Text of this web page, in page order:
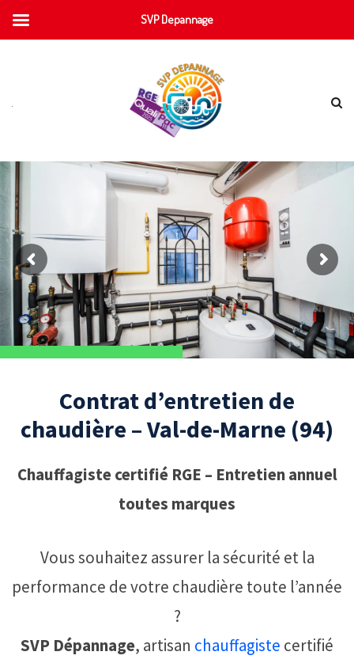
Contrat d’entretien de
chaudière – Val-de-Marne (94)
Chauffagiste certifié RGE – Entretien annuel
toutes marques
Vous souhaitez assurer la sécurité et la
performance de votre chaudière toute l’année
?
SVP Dépannage, artisan chauffagiste certifié
SVP Depannage